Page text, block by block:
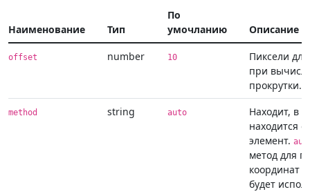
Наименование Тип
По
умочланию
Описание
offset number 10
Пиксели
при
прокрутки.
method string auto
Находит, в
находится
элемент.
метод для
координат
будет